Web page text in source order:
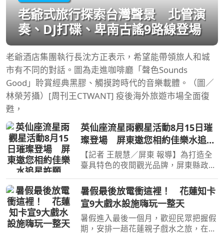
老爺式旅行探索台灣聲景 北管演
奏、DJ打碟、卑南古謠9路線登場
老爺酒店集團執行長沈方正表示，希望能帶領旅人和城
市有不同的對話。圖為走進咖啡廳「聲色Sounds
Good」聆賞經典黑膠、觸摸跨時代的音樂載體。（圖／
林榮芳攝）[周刊王CTWANT] 疫後海外旅遊市場全面復
甦，
英仙座流星雨觀星活動8月15日璀
璨登場 屏東邀您相約佳樂水追星
許願
【記者 王靚慧／屏東 報導】為打造全
臺具特色的夜間觀光品牌，屏東縣政府
動，今年更結合年度最受矚目的英仙座
流星雨，邀請國內外旅客於8月15日來
到滿州鄉佳樂水風景區一
暑假最後放電衝這裡！ 花蓮知卡
宣9大戲水設施嗨玩一整天
暑假進入最後一個月，歡迎民眾把握假
期，安排一趟花蓮親子戲水之旅，在知